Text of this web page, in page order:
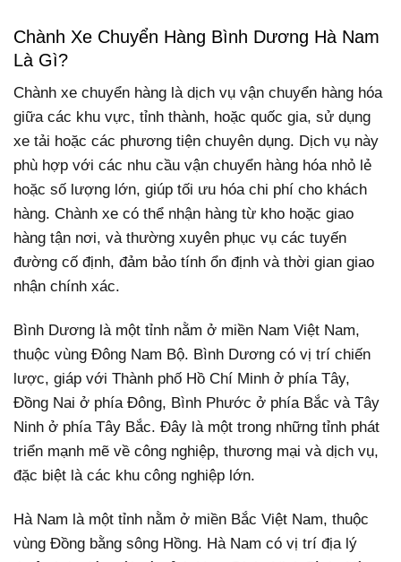
Chành Xe Chuyển Hàng Bình Dương Hà Nam
Là Gì?
Chành xe chuyển hàng là dịch vụ vận chuyển hàng hóa
giữa các khu vực, tỉnh thành, hoặc quốc gia, sử dụng
xe tải hoặc các phương tiện chuyên dụng. Dịch vụ này
phù hợp với các nhu cầu vận chuyển hàng hóa nhỏ lẻ
hoặc số lượng lớn, giúp tối ưu hóa chi phí cho khách
hàng. Chành xe có thể nhận hàng từ kho hoặc giao
hàng tận nơi, và thường xuyên phục vụ các tuyến
đường cố định, đảm bảo tính ổn định và thời gian giao
nhận chính xác.
Bình Dương là một tỉnh nằm ở miền Nam Việt Nam,
thuộc vùng Đông Nam Bộ. Bình Dương có vị trí chiến
lược, giáp với Thành phố Hồ Chí Minh ở phía Tây,
Đồng Nai ở phía Đông, Bình Phước ở phía Bắc và Tây
Ninh ở phía Tây Bắc. Đây là một trong những tỉnh phát
triển mạnh mẽ về công nghiệp, thương mại và dịch vụ,
đặc biệt là các khu công nghiệp lớn.
Hà Nam là một tỉnh nằm ở miền Bắc Việt Nam, thuộc
vùng Đồng bằng sông Hồng. Hà Nam có vị trí địa lý